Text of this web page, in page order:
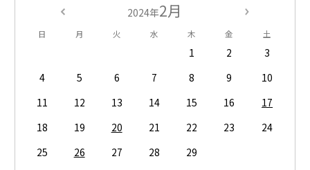
2024年2月
日 月 火 水 木 金 土
1 2
3
4
5 6 7 8 9
10
11
12 13 14 15 16
17
18
19 20 21 22 23
24
25
26 27 28 29